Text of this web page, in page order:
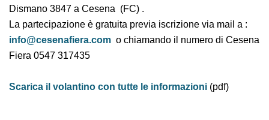
Via Dismano 3847 a Cesena (FC) .
La partecipazione è gratuita previa iscrizione via mail a :
info@cesenafiera.com o chiamando il numero di
Cesena Fiera 0547 317435
Scarica il volantino con tutte le informazioni(pdf)